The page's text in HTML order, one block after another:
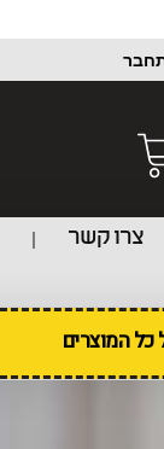
צרו קשר
כל המוצרים